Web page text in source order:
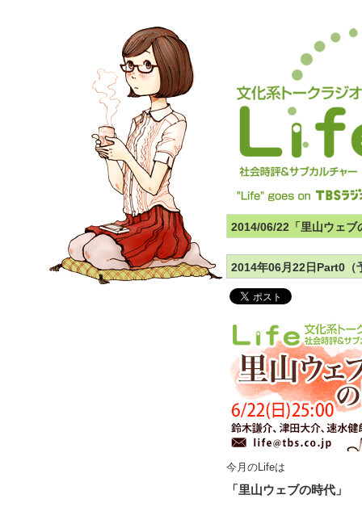
2014/06/22「里山ウェブ
2014年06月22日Part0（
今月のLifeは
「里山ウェブの時代」